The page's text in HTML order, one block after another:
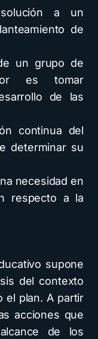
a un
de
un grupo de
es tomar
de las
continua del
determinar su
necesidad en
respecto a la
supone
del contexto
el plan. A partir
acciones que
de los